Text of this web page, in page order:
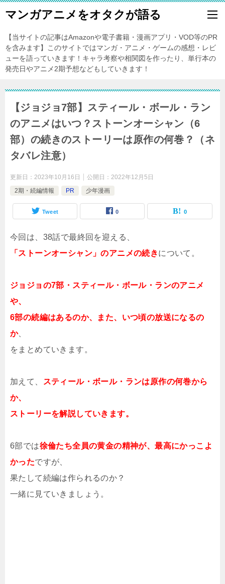
マンガアニメをオタクが語る
【当サイトの記事はAmazonや電子書籍・漫画アプリ・VOD等のPR
を含みます】このサイトではマンガ・アニメ・ゲームの感想・レビ
ューを語っていきます！キャラ考察や相関図を作ったり、単行本の
発売日やアニメ2期予想などもしていきます！
【ジョジョ7部】スティール・ボール・ラン
のアニメはいつ？ストーンオーシャン（6
部）の続きのストーリーは原作の何巻？（ネ
タバレ注意）
更新日： 2023年10月16日 公開日： 2022年12月5日
2期・続編情報
PR 少年漫画
Tweet 0 0
今回は、38話で最終回を迎える、
「ストーンオーシャン」のアニメの続きについて。
ジョジョの7部・スティール・ボール・ランのアニメ
や、
6部の続編はあるのか、また、いつ頃の放送になるの
か、
をまとめていきます。
加えて、
スティール・ボール・ランは原作の何巻から
か、
ストーリーを解説していきます。
6部では徐倫たち全員の黄金の精神が、最高にかっこよ
かったですが、
果たして続編は作られるのか？
一緒に見ていきましょう。